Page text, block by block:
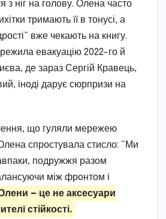
з ніг на голову. Олена часто
тримають її в тонусі, а
вже чекають на книгу.
евакуацію 2022-го й
де зараз Сергій Кравець,
іноді дарує сюрпризи на
що гуляли мережею
спростувала стисло: “Ми
подружжя разом
між фронтом і
— це не аксесуари
стійкості.